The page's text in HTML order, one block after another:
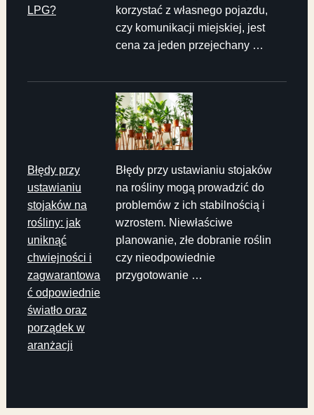
LPG?
korzystać z własnego pojazdu,
czy komunikacji miejskiej, jest
cena za jeden przejechany …
Błędy przy
ustawianiu
stojaków na
rośliny: jak
uniknąć
chwiejności i
zagwarantowa
ć odpowiednie
światło oraz
porządek w
aranżacji
Błędy przy ustawianiu stojaków
na rośliny mogą prowadzić do
problemów z ich stabilnością i
wzrostem. Niewłaściwe
planowanie, złe dobranie roślin
czy nieodpowiednie
przygotowanie …